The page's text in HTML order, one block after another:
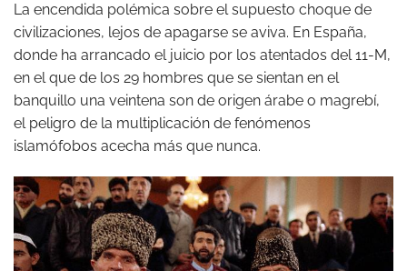
La encendida polémica sobre el supuesto choque de
civilizaciones, lejos de apagarse se aviva. En España,
donde ha arrancado el juicio por los atentados del 11-M,
en el que de los 29 hombres que se sientan en el
banquillo una veintena son de origen árabe o magrebí,
el peligro de la multiplicación de fenómenos
islamófobos acecha más que nunca.